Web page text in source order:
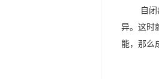
自
异。这时
能，那么